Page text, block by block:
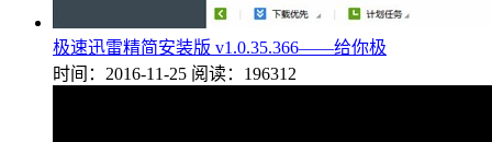
极速迅雷精简安装版 v1.0.35.366——给你极
时间：2016-11-25 阅读：196312